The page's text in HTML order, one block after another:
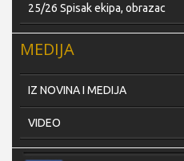
25/26 Spisak ekipa, obrazac
MEDIJA
IZ NOVINA I MEDIJA
VIDEO